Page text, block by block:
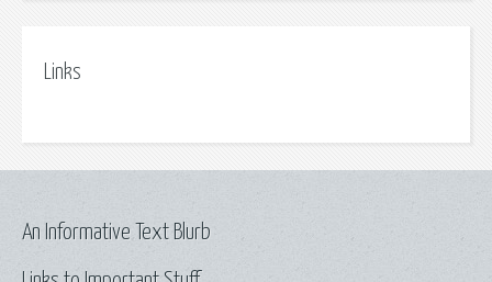
Links
An Informative Text Blurb